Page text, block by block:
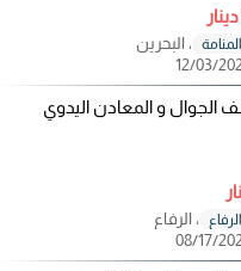
المنامة
، البحرين
الجوال و المعادن اليدوي
الرفاع
، الرفاع